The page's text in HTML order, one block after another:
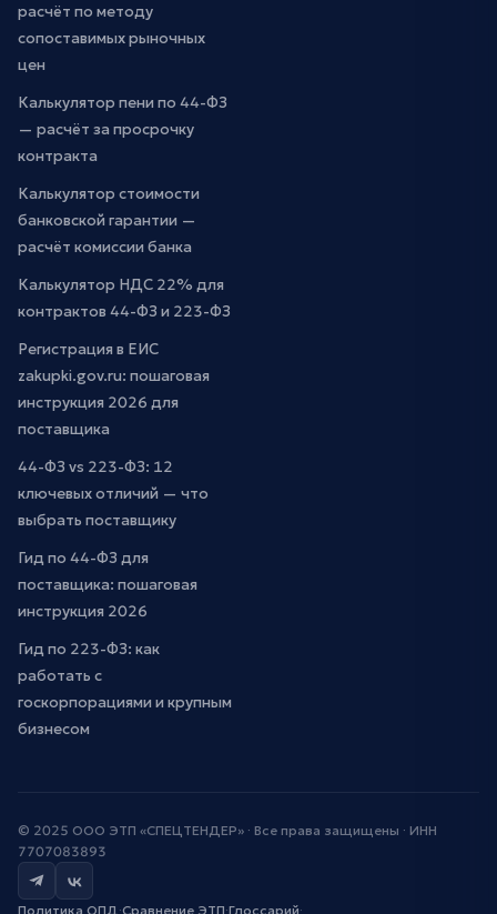
расчёт по методу
сопоставимых рыночных
цен
Калькулятор пени по 44-ФЗ
— расчёт за просрочку
контракта
Калькулятор стоимости
банковской гарантии —
расчёт комиссии банка
Калькулятор НДС 22% для
контрактов 44-ФЗ и 223-ФЗ
Регистрация в ЕИС
zakupki.gov.ru: пошаговая
инструкция 2026 для
поставщика
44-ФЗ vs 223-ФЗ: 12
ключевых отличий — что
выбрать поставщику
Гид по 44-ФЗ для
поставщика: пошаговая
инструкция 2026
Гид по 223-ФЗ: как
работать с
госкорпорациями и крупным
бизнесом
© 2025 ООО ЭТП «СПЕЦТЕНДЕР» · Все права защищены · ИНН
7707083893
Политика ОПД ·Сравнение ЭТП·Глоссарий·